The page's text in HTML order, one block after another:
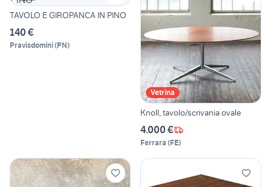
TAVOLO E GIROPANCA IN PINO
140 €
Pravisdomini(PN)
Vetrina
Knoll, tavolo/scrivania ovale
4.000 €
Ferrara (FE)